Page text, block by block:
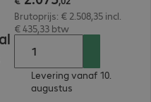
Brutoprijs: € 2.508,35 incl.
€ 435,33 btw
Levering vanaf 10.
augustus